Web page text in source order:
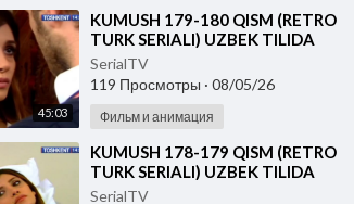
45:03
⁣KUMUSH 179-180 QISM (RETRO
TURK SERIALI) UZBEK TILIDA
SerialTV
119 Просмотры · 08/05/26
Фильм и анимация
⁣KUMUSH 178-179 QISM (RETRO
TURK SERIALI) UZBEK TILIDA
SerialTV